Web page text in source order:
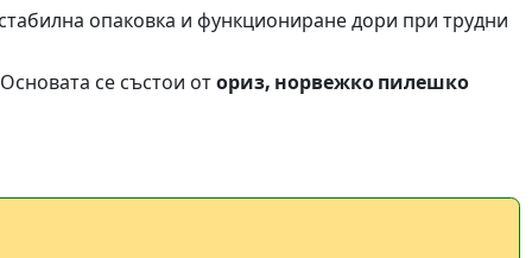
опаковка и функциониране дори при трудни
се състои оториз, норвежко пилешко